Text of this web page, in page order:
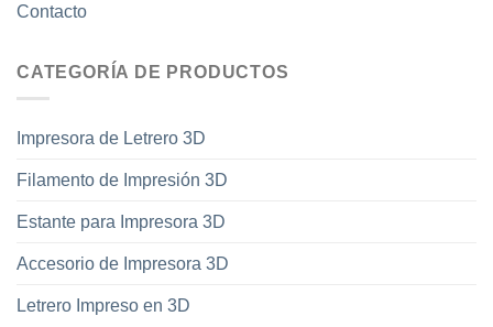
Contacto
CATEGORÍA DE PRODUCTOS
Impresora de Letrero 3D
Filamento de Impresión 3D
Estante para Impresora 3D
Accesorio de Impresora 3D
Letrero Impreso en 3D